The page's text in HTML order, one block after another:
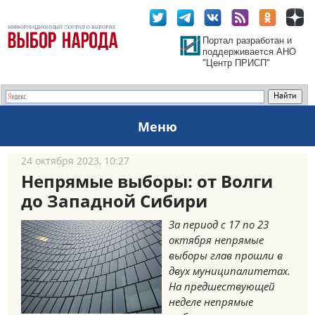
Портал разработан и
поддерживается АНО
"Центр ПРИСП"
Меню
24 октября 2023, 10:27
Непрямые выборы: от Волги
до Западной Сибири
За период с 17 по 23
октября непрямые
выборы глав прошли в
двух муниципалитетах.
На предшествующей
неделе непрямые